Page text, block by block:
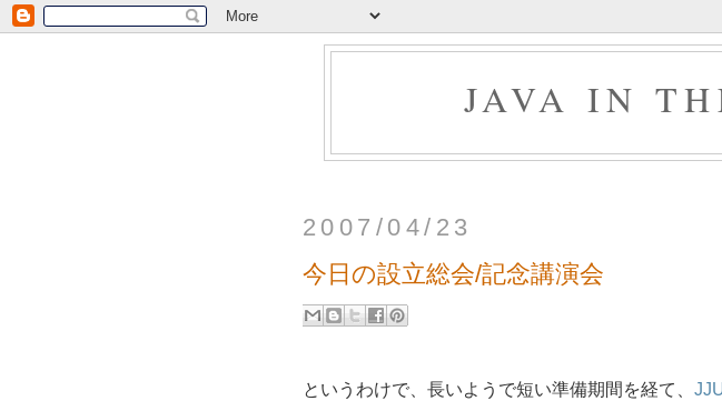
JAVA IN
2007/04/23
今日の設立総会/記念講演会
というわけで、長いようで短い準備期間を経て、